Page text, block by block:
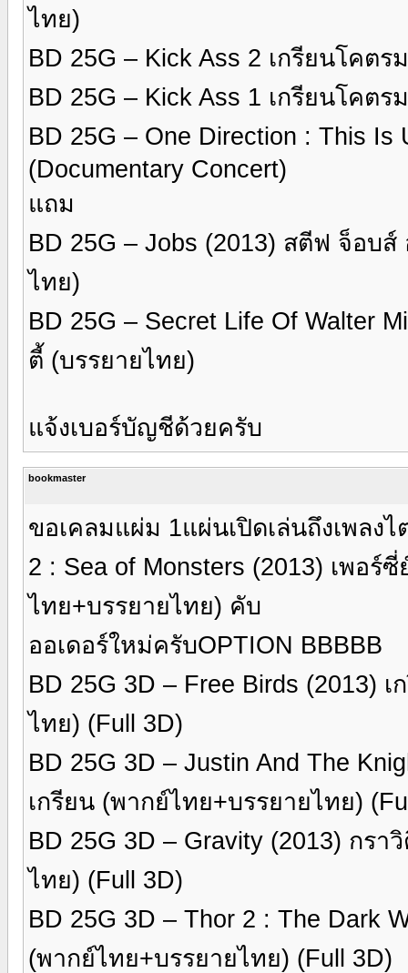
ไทย)
BD 25G – Kick Ass 2 เกรียนโคต
BD 25G – Kick Ass 1 เกรียนโคต
BD 25G – One Direction : This
(Documentary Concert)
แถม
BD 25G – Jobs (2013) สตีฟ จ็อบ
ไทย)
BD 25G – Secret Life Of Walter
ตี้ (บรรยายไทย)
แจ้งเบอร์บัญชีด้วยครับ
bookmaster
ขอเคลมแผ่ม 1แผ่นเปิดเล่นถึงเพลง
2 : Sea of Monsters (2013) เพอร์
ไทย+บรรยายไทย) คับ
ออเดอร์ใหม่ครับOPTION BBBBB
BD 25G 3D – Free Birds (2013)
ไทย) (Full 3D)
BD 25G 3D – Justin And The
เกรียน (พากย์ไทย+บรรยายไทย)
BD 25G 3D – Gravity (2013) กร
ไทย) (Full 3D)
BD 25G 3D – Thor 2 : The Dark
(พากย์ไทย+บรรยายไทย) (Full 3D)